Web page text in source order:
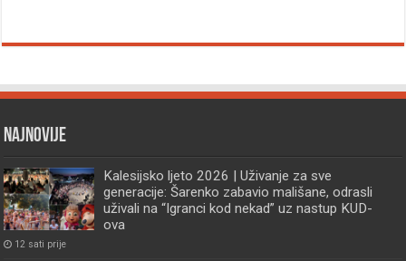
Najnovije
Kalesijsko ljeto 2026 | Uživanje za sve
generacije: Šarenko zabavio mališane, odrasli
uživali na “Igranci kod nekad” uz nastup KUD-
ova
12 sati prije